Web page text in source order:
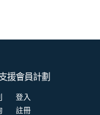
援會員計劃
登入
註冊